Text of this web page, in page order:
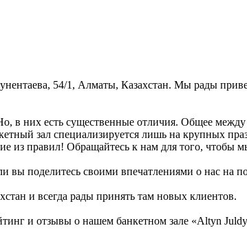
54/1, Алматы, Казахстан. Мы рады
в них есть существенные отличия. Общее
зал специализируется лишь на крупных
из правил! Обращайтесь к нам для того, чтобы
поделитесь своими впечатлениями о нас на
и всегда рады принять там новых клиентов.
и отзывы о нашем банкетном зале «Altyn